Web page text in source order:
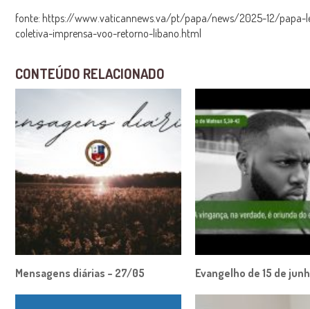
fonte: https://www.vaticannews.va/pt/papa/news/2025-12/papa-
coletiva-imprensa-voo-retorno-libano.html
CONTEÚDO RELACIONADO
Mensagens diárias – 27/05 Evangelho de 15 de